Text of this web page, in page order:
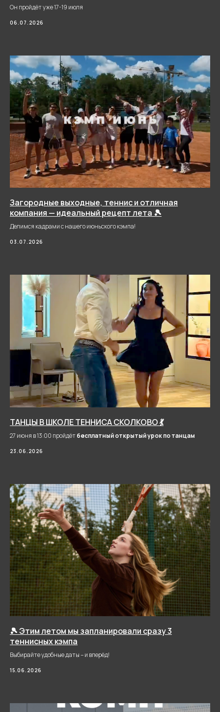
Он пройдёт уже 17-19 июля
06.07.2026
Загородные выходные, теннис и отличная
компания — идеальный рецепт лета 🎾
Делимся кадрами с нашего июньского кэмпа!
03.07.2026
ТАНЦЫ В ШКОЛЕ ТЕННИСА СКОЛКОВО 💃
27 июня в 13:00 пройдётбесплатный открытый урок по танцам
23.06.2026
🎾 Этим летом мы запланировали сразу 3
теннисных кэмпа
Выбирайте удобные даты – и вперёд!
15.06.2026
Записаться по телефону
У нас проводят
корпоративы,
тимбилдинги и
съёмки
Подробнее о
корпоративах
Подробнее о
съёмках
Запишитесь
на тренировку или
забронируйте корт
Пн-Вс 6:00 – 02:00
ЕСТЬ ВОПРОСЫ?ПОЗВОНИТЕ НАМ
+7 (495) 260-90-90
Забронировать
корт
Мы находимся по адресу:
административный округ,Инновационный центр
Сколково, ул. Большой Бульвар 44